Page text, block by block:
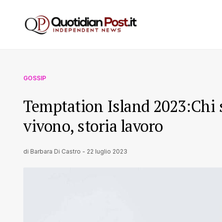
GOSSIP
Temptation Island 2023:Chi
vivono, storia lavoro
di Barbara Di Castro - 22 luglio 2023